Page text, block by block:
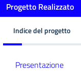
Progetto Realizzato
Indice del progetto
Presentazione